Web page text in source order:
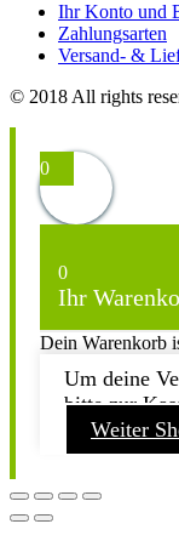
Ihr Konto und
Zahlungsarten
Versand- &
© 2018 All rights
0
0
Ihr
Dein Warenkorb
Um deine
bitte zur
Weiter